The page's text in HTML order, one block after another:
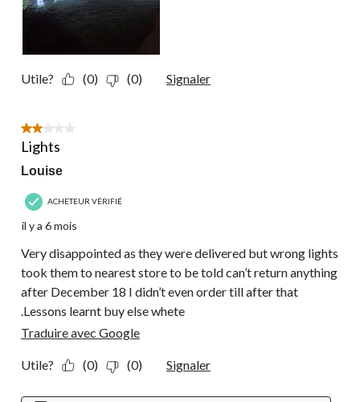
Utile? (0) (0) Signaler
2 étoile(s) sur 5.
Lights
Louise
ACHETEUR VÉRIFIÉ
il y a 6 mois
Very disappointed as they were delivered but wrong lights
took them to nearest store to be told can’t return anything
after December 18 I didn’t even order till after that
.Lessons learnt buy else whete
Traduire avec Google
Utile? (0) (0) Signaler